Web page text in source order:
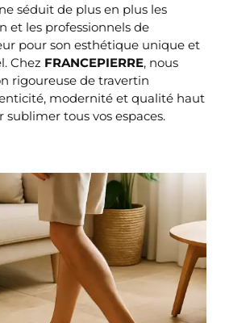
séduit de plus en plus les
et les professionnels de
pour son esthétique unique et
Chez FRANCEPIERRE, nous
rigoureuse de travertin
modernité et qualité haut
tous vos espaces.